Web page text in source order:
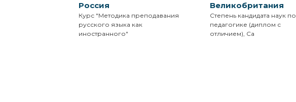
Россия
Курс "Методика преподавания
русского языка как
иностранного"
Великобритания
Степень кандидата наук по
педагогике (диплом с
отличием), Ca